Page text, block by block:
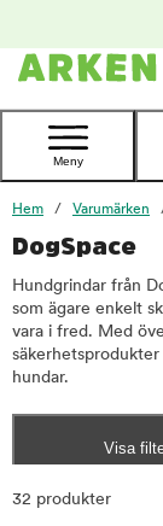
Kontakta
Meny
Hem Varumärken
DogSpace
Hundgrindar från
som ägare enkelt
vara i fred. Med
hundar.
Visa
32 produkter